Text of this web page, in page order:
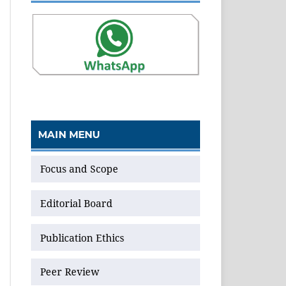
MAIN MENU
Focus and Scope
Editorial Board
Publication Ethics
Peer Review